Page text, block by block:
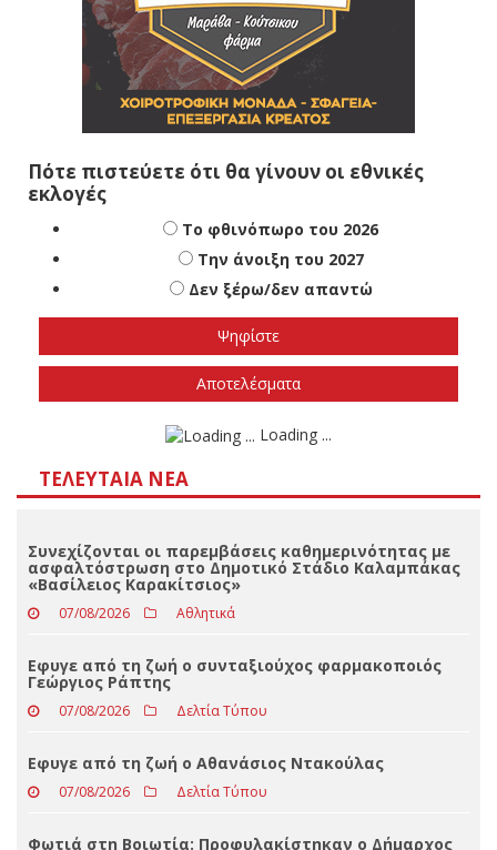
Πότε πιστεύετε ότι θα γίνουν οι εθνικές
εκλογές
Το φθινόπωρο του 2026
Την άνοιξη του 2027
Δεν ξέρω/δεν απαντώ
ΤΕΛΕΥΤΑΊΑ ΝΈΑ
ασφαλτόστρωση στο Δημοτικό Στάδιο Καλαμπάκας
«Βασίλειος Καρακίτσιος»
07/08/2026 Αθλητικά
Εφυγε από τη ζωή ο συνταξιούχος φαρμακοποιός
Γεώργιος Ράπτης